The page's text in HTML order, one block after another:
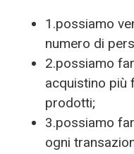
1.possiamo
numero di
2.possiamo
acquistino più
prodotti;
3.possiamo
ogni